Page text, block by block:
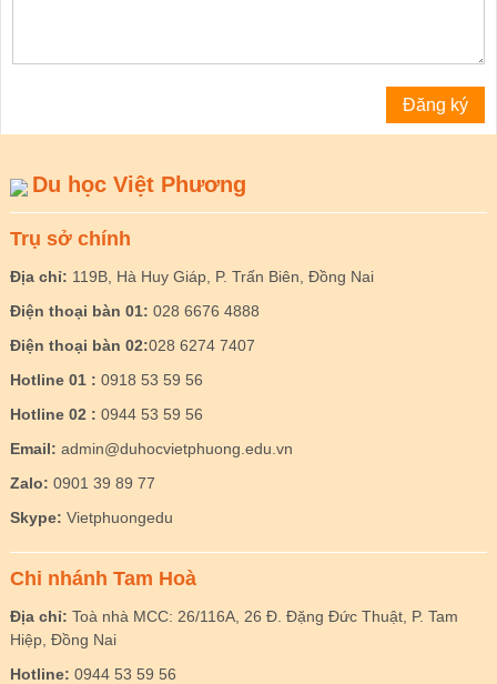
Du học Việt Phương
Trụ sở chính
Địa chỉ: 119B, Hà Huy Giáp, P. Trấn Biên, Đồng Nai
Điện thoại bàn 01: 028 6676 4888
Điện thoại bàn 02:028 6274 7407
Hotline 01 : 0918 53 59 56
Hotline 02 : 0944 53 59 56
Email: admin@duhocvietphuong.edu.vn
Zalo: 0901 39 89 77
Skype: Vietphuongedu
Chi nhánh Tam Hoà
Địa chỉ: Toà nhà MCC: 26/116A, 26 Đ. Đặng Đức Thuật, P. Tam
Hiệp, Đồng Nai
Hotline: 0944 53 59 56